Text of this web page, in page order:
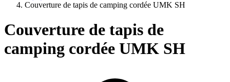
Couverture de tapis de camping cordée UMK SH
Couverture de tapis de
camping cordée UMK SH